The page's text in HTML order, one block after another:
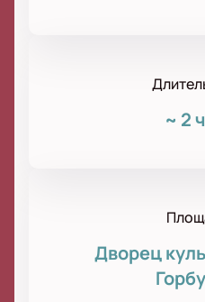
~ 2
Дворец